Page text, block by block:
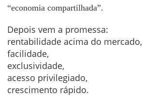
“economia compartilhada”.
Depois vem a promessa:
rentabilidade acima do mercado,
facilidade,
exclusividade,
acesso privilegiado,
crescimento rápido.